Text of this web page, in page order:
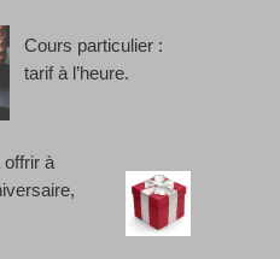
Cours particulier :
tarif à l’heure.
offrir à